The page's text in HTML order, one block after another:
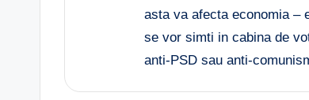
asta va afecta economia –
se vor simti in cabina de
anti-PSD sau anti-